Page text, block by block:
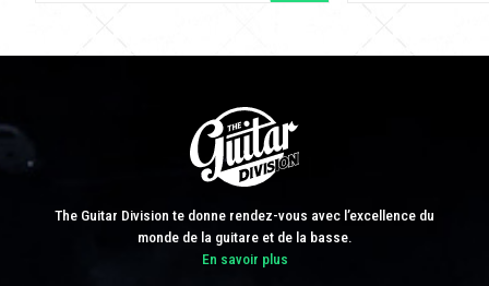
The Guitar Division te donne rendez-vous avec l’excellence du
monde de la guitare et de la basse.
En savoir plus